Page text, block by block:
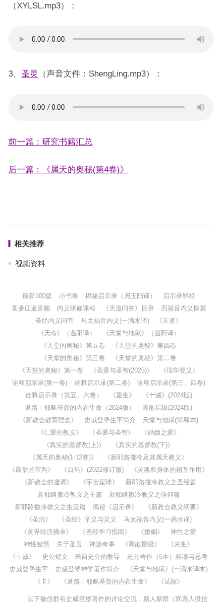
（XYLSL.mp3）：
3、 圣灵 （声音文件：ShengLing.mp3）：
前一篇：研究书籍汇总
后一篇：《属天的奥秘(第4卷)》
相关推荐
视频资料
最新100篇 小书卷 揭秘启示录（周玉阳译）
启示录解经
直播证道音频
内义研修课程 《天道问答》目录
四福音内义探索
圣经内义问答
马太福音内义(一滴水译)
《天道》
《天命》（遇阳译）
《天堂与地狱》（遇阳译）
《天堂的奥秘》第五卷
《天堂的奥秘》第四卷
《天堂的奥秘》第三卷
《天堂的奥秘》第二卷
《天堂的奥秘》第一卷
《圣爱与圣智(2025)》
《瑞学要义》
诠释启示录(第一卷)
诠释启示录(第二卷)
诠释启示录(第三、四卷)
诠释启示录（第五、六卷）
《重生》
《十诫》(2024版)
道路：耶稣基督的内在生命（2024版）
离散层级(2024版)
《新教会教育理念》
史威登堡生平简介
天堂与地狱(简释本)
《仁爱的教义》
《圣爱与圣智》
《婚姻之爱》
《真实的基督教(上)》
《真实的基督教(下)》
《属天的奥秘(1-12卷)》
《新耶路撒冷及其属天教义》
《最后的审判》
《白马》(2022修订版)
《灵魂和身体的相互作用》
《新教会的邀请》
《宇宙星球》
新耶路撒冷教义之圣经篇
新耶路撒冷教义之主篇
新耶路撒冷教义之信仰篇
新耶路撒冷教义之生活篇
揭秘《启示录》
《新教会教义纲要》
《圣治》
《圣经》字义与灵义
马太福音内义(一滴水译)
《灵界经历摘录》
《圣经学习指南》 《婚姻》
神性之爱
神性智慧
关于圣言 神迹奇事 《离散层级》
《来生》
《十诫》
史公短文 来自史公的教导
史公著作（6本）精读与思考
史威登堡生平
史威登堡神学著作简介
《天堂与地狱》(一滴水译本)
《卡》
《道路：耶稣基督的内在生命》 《试探》
以下微信群有史威登堡著作的讨论交流：新人新群（联系人微信